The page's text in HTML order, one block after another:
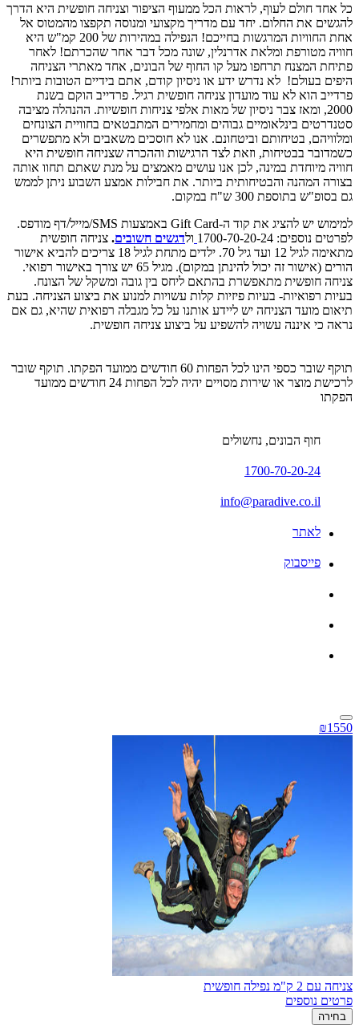
כל אחד חולם לעוף, לראות הכל ממעוף הציפור וצניחה חופשית היא הדרך
להגשים את החלום. יחד עם מדריך מקצועי ומנוסה תקפצו מהמטוס אל
אחת החוויות המרגשות בחייכם! הנפילה במהירות של 200 קמ"ש היא
חוויה מטורפת ומלאת אדרנלין, שונה מכל דבר אחר שהכרתם! לאחר
פתיחת המצנח תרחפו מעל קו החוף של הבונים, אחד מאתרי הצניחה
היפים בעולם! לא נדרש ידע או ניסיון קודם, אתם בידיים הטובות ביותר!
פרדייב הוא לא עוד מועדון צניחה חופשית רגיל. פרדייב הוקם בשנת
2000, ומאז צבר ניסיון של מאות אלפי צניחות חופשיות. ההנהלה מציבה
סטנדרטים בינלאומיים גבוהים ומחמירים המתבטאים בחוויית הצונחים
ומלוויהם, בטיחותם וביטחונם. אנו לא חוסכים משאבים ולא מתפשרים
כשמדובר בבטיחות, וזאת לצד הרגישות וההכרה שצניחה חופשית היא
חוויה מיוחדת במינה, לכן אנו עושים מאמצים על מנת שאתם תחוו אותה
בצורה המהנה והבטיחותית ביותר. את חבילות אמצע השבוע ניתן לממש
גם בסופ"ש בתוספת 300 ש"ח במקום.
למימוש יש להציג את קוד ה-Gift Card באמצעות SMS/מייל/דף מודפס.
לפרטים נוספים: 1700-70-20-24
ולדגשים חשובים. צניחה חופשית
מתאימה לגיל 12 ועד גיל 70. ילדים מתחת לגיל 18 צריכים להביא אישור
הורים (אישור זה יכול להינתן במקום). מגיל 65 יש צורך באישור רפואי.
צניחה חופשית מתאפשרת בהתאם ליחס בין גובה ומשקל של הצונח.
בעיות רפואיות- בעיות פיזיות קלות עשויות למנוע את ביצוע הצניחה. בעת
תיאום מועד הצניחה יש ליידע אותנו על כל מגבלה רפואית שהיא, גם אם
נראה כי איננה עשויה להשפיע על ביצוע צניחה חופשית.
תוקף שובר כספי הינו לכל הפחות 60 חודשים ממועד הפקתו. תוקף שובר
לרכישת מוצר או שירות מסויים יהיה לכל הפחות 24 חודשים ממועד
הפקתו
חוף הבונים, נחשולים
1700-70-20-24
info@paradive.co.il
לאתר
פייסבוק
₪1550
צניחה עם 2 ק"מ נפילה חופשית
פרטים נוספים
בחירה